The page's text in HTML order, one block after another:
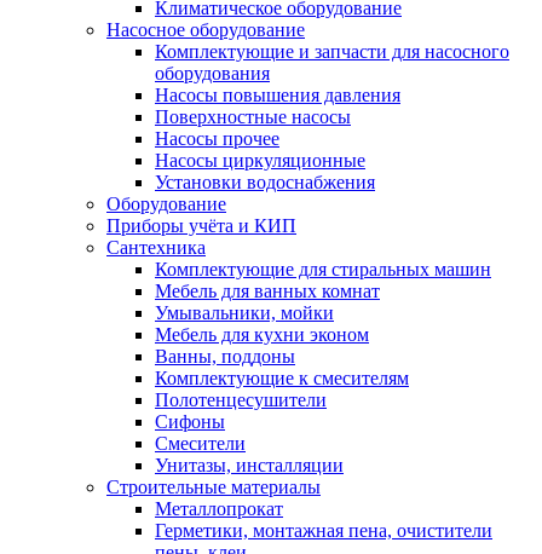
Климатическое оборудование
Насосное оборудование
Комплектующие и запчасти для насосного
оборудования
Насосы повышения давления
Поверхностные насосы
Насосы прочее
Насосы циркуляционные
Установки водоснабжения
Оборудование
Приборы учёта и КИП
Сантехника
Комплектующие для стиральных машин
Мебель для ванных комнат
Умывальники, мойки
Мебель для кухни эконом
Ванны, поддоны
Комплектующие к смесителям
Полотенцесушители
Сифоны
Смесители
Унитазы, инсталляции
Строительные материалы
Металлопрокат
Герметики, монтажная пена, очистители